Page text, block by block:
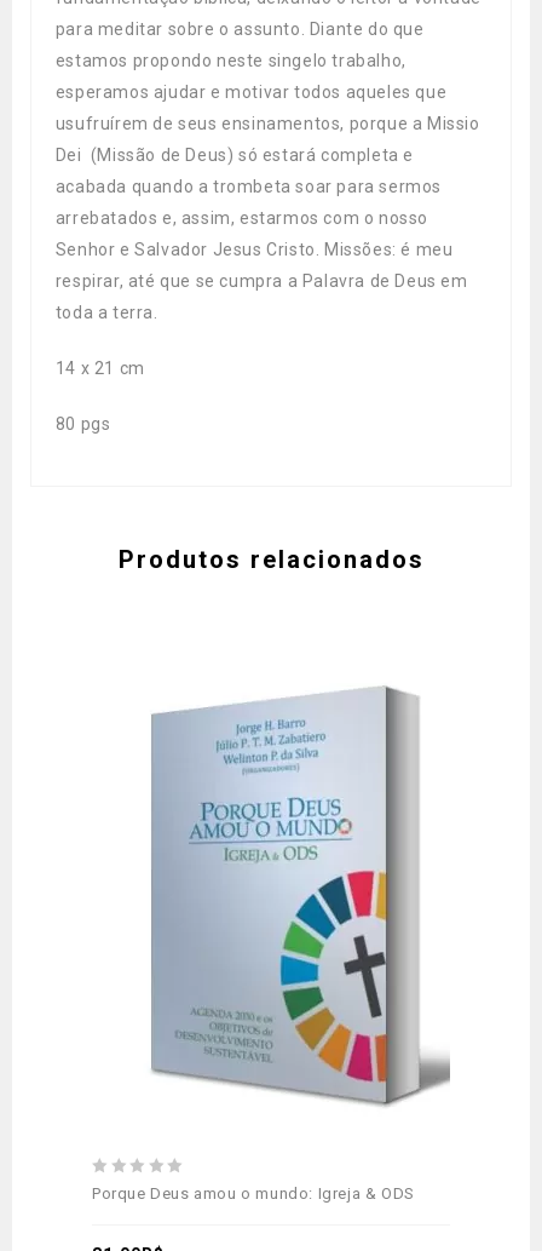
para meditar sobre o assunto. Diante do que
estamos propondo neste singelo trabalho,
esperamos ajudar e motivar todos aqueles que
usufruírem de seus ensinamentos, porque a Missio
Dei (Missão de Deus) só estará completa e
acabada quando a trombeta soar para sermos
arrebatados e, assim, estarmos com o nosso
Senhor e Salvador Jesus Cristo. Missões: é meu
respirar, até que se cumpra a Palavra de Deus em
toda a terra.
14 x 21 cm
80 pgs
Produtos relacionados
0
Porque Deus amou o mundo: Igreja & ODS